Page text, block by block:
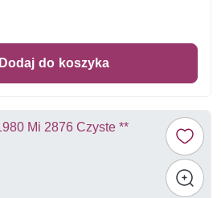
Dodaj do koszyka